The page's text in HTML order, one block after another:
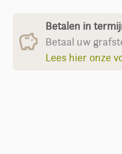
Betalen in
Betaal uw
Lees hier onze